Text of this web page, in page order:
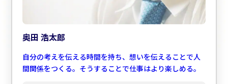
奥田 浩太郎
自分の考えを伝える時間を持ち、想いを伝えることで人
間関係をつくる。そうすることで仕事はより楽しめる。